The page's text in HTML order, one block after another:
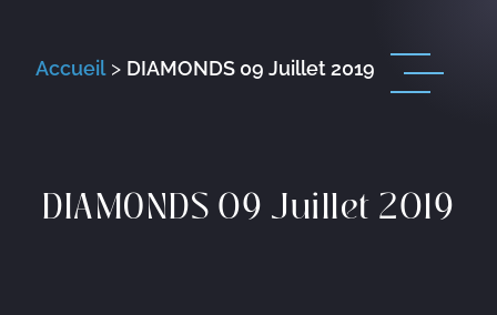
Accueil> DIAMONDS 09 Juillet 2019
DIAMONDS 09 Juillet 2019